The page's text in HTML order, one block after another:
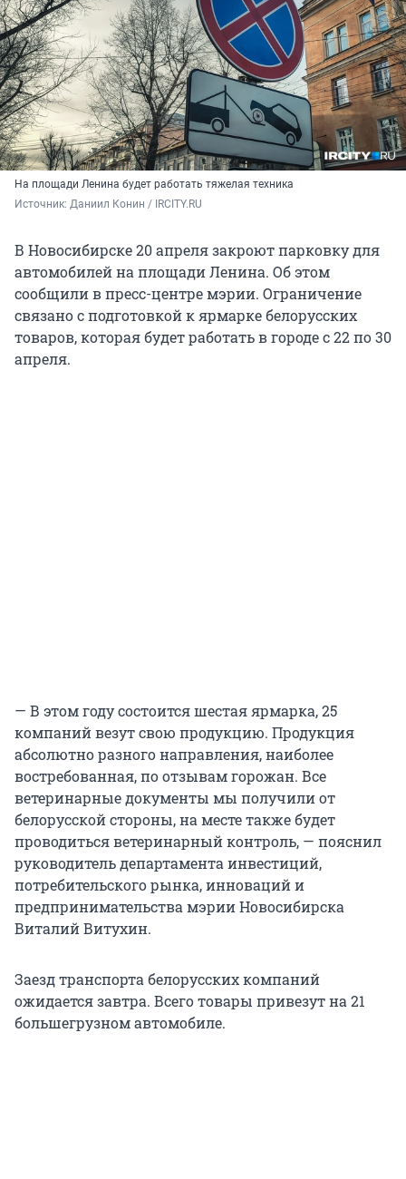
На площади Ленина будет работать тяжелая техника
Источник: Даниил Конин / IRCITY.RU
В Новосибирске 20 апреля закроют парковку для
автомобилей на площади Ленина. Об этом
сообщили в пресс-центре мэрии. Ограничение
связано с подготовкой к ярмарке белорусских
товаров, которая будет работать в городе с 22 по 30
апреля.
— В этом году состоится шестая ярмарка, 25
компаний везут свою продукцию. Продукция
абсолютно разного направления, наиболее
востребованная, по отзывам горожан. Все
ветеринарные документы мы получили от
белорусской стороны, на месте также будет
проводиться ветеринарный контроль, — пояснил
руководитель департамента инвестиций,
потребительского рынка, инноваций и
предпринимательства мэрии Новосибирска
Виталий Витухин.
Заезд транспорта белорусских компаний
ожидается завтра. Всего товары привезут на 21
большегрузном автомобиле.